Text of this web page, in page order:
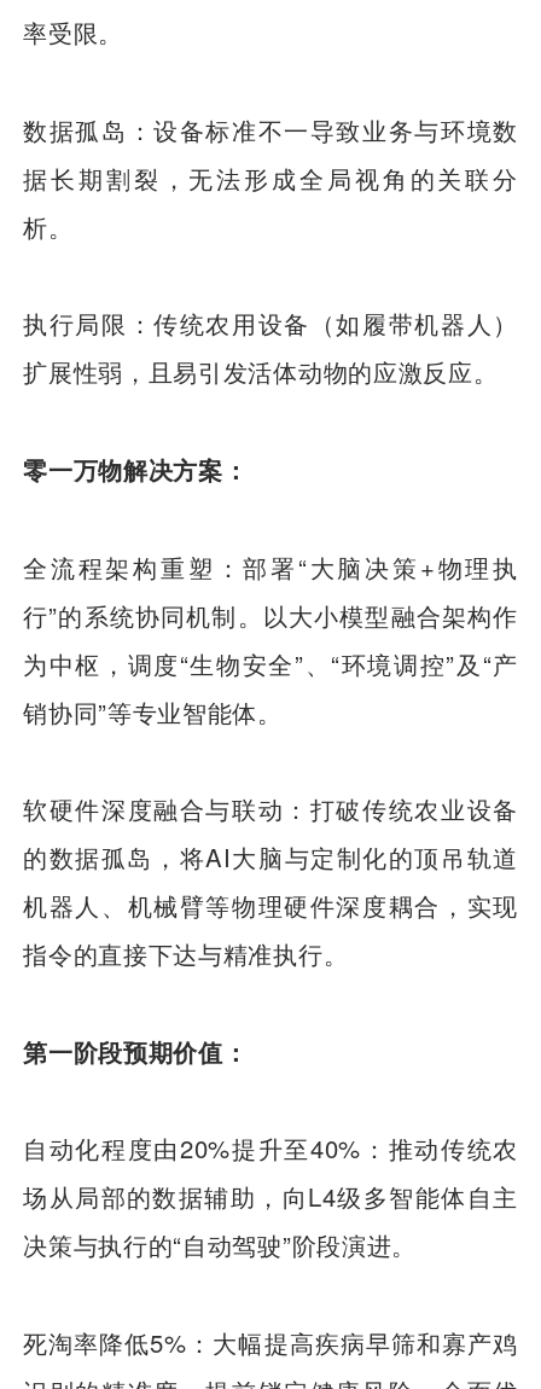
率受限。
数据孤岛：设备标准不一导致业务与环境数
据长期割裂，无法形成全局视角的关联分
析。
执行局限：传统农用设备（如履带机器人）
扩展性弱，且易引发活体动物的应激反应。
零一万物解决方案：
全流程架构重塑：部署“大脑决策+物理执
行”的系统协同机制。以大小模型融合架构作
为中枢，调度“生物安全”、“环境调控”及“产
销协同”等专业智能体。
软硬件深度融合与联动：打破传统农业设备
的数据孤岛，将AI大脑与定制化的顶吊轨道
机器人、机械臂等物理硬件深度耦合，实现
指令的直接下达与精准执行。
第一阶段预期价值：
自动化程度由20%提升至40%：推动传统农
场从局部的数据辅助，向L4级多智能体自主
决策与执行的“自动驾驶”阶段演进。
死淘率降低5%：大幅提高疾病早筛和寡产鸡